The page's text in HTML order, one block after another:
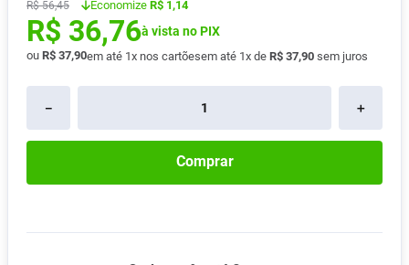
R$ 56,45 Economize R$ 1,14
R$ 36,76à vista no PIX
ou R$ 37,90em até 1x nos cartõesem até 1x de R$ 37,90 sem juros
＋
－
Comprar
9 Vitamina D
10º Lavitan